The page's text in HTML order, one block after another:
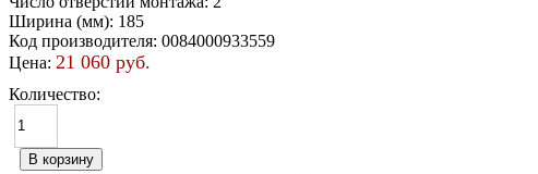
Ширина (мм): 185
Код производителя: 0084000933559
Цена: 21 060 руб.
Количество: